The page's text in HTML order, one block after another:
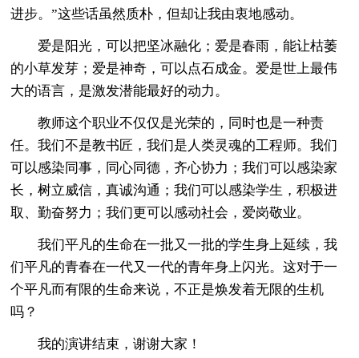
进步。”这些话虽然质朴，但却让我由衷地感动。
爱是阳光，可以把坚冰融化；爱是春雨，能让枯萎
的小草发芽；爱是神奇，可以点石成金。爱是世上最伟
大的语言，是激发潜能最好的动力。
教师这个职业不仅仅是光荣的，同时也是一种责
任。我们不是教书匠，我们是人类灵魂的工程师。我们
可以感染同事，同心同德，齐心协力；我们可以感染家
长，树立威信，真诚沟通；我们可以感染学生，积极进
取、勤奋努力；我们更可以感动社会，爱岗敬业。
我们平凡的生命在一批又一批的学生身上延续，我
们平凡的青春在一代又一代的青年身上闪光。这对于一
个平凡而有限的生命来说，不正是焕发着无限的生机
吗？
我的演讲结束，谢谢大家！